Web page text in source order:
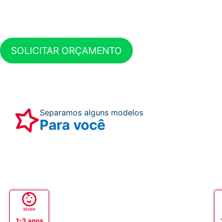
SOLICITAR ORÇAMENTO
Separamos alguns modelos
Para você
Idade